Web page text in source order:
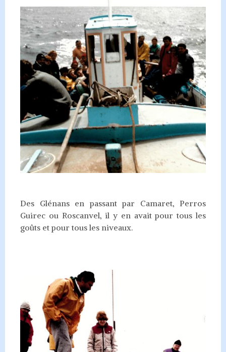
Des Glénans en passant par Camaret, Perros
Guirec ou Roscanvel, il y en avait pour tous les
goûts et pour tous les niveaux.